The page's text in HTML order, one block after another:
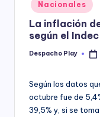
y
in
Nacionales
La inflación
según el Indec
Posted
Despacho Play
Según los datos
octubre fue de
39,5% y, si se